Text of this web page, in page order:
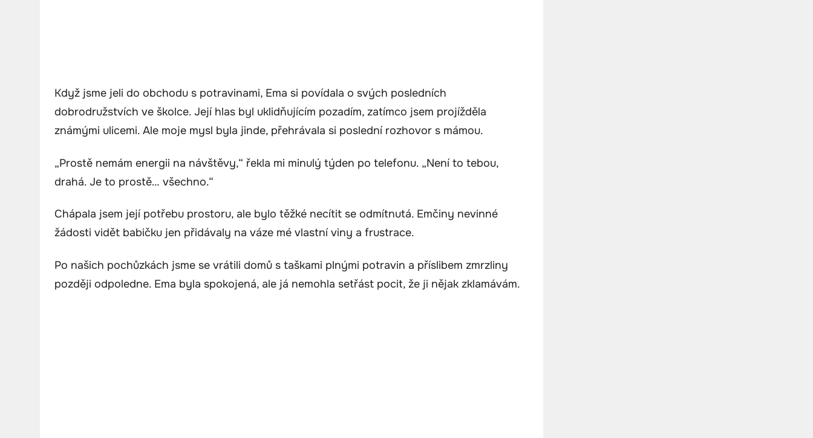
Když jsme jeli do obchodu s potravinami, Ema si povídala o svých posledních
dobrodružstvích ve školce. Její hlas byl uklidňujícím pozadím, zatímco jsem projížděla
známými ulicemi. Ale moje mysl byla jinde, přehrávala si poslední rozhovor s mámou.
„Prostě nemám energii na návštěvy,“ řekla mi minulý týden po telefonu. „Není to tebou,
drahá. Je to prostě… všechno.“
Chápala jsem její potřebu prostoru, ale bylo těžké necítit se odmítnutá. Emčiny nevinné
žádosti vidět babičku jen přidávaly na váze mé vlastní viny a frustrace.
Po našich pochůzkách jsme se vrátili domů s taškami plnými potravin a příslibem zmrzliny
později odpoledne. Ema byla spokojená, ale já nemohla setřást pocit, že ji nějak zklamávám.